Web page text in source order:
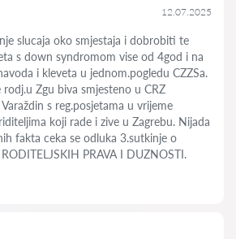
12.07.2025
slucaja oko smjestaja i dobrobiti te
s down syndromom vise od 4god i na
i kleveta u jednom.pogledu CZZSa.
Zgu biva smjesteno u CRZ
s reg.posjetama u vrijeme
koji rade i zive u Zagrebu. Nijada
fakta ceka se odluka 3.sutkinje o
PRAVA I DUZNOSTI.